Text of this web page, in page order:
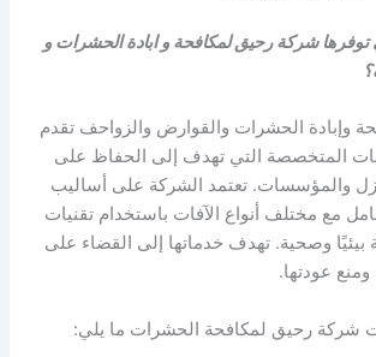
توفرها شركة رحيق لمكافحة و ابادة الحشرات و
وإبادة الحشرات والقوارض والزواحف تقدم
المتخصصة التي تهدف إلى الحفاظ على
والمؤسسات. تعتمد الشركة على أساليب
مع مختلف أنواع الآفات باستخدام تقنيات
بيئيًا وصحية. تهدف خدماتها إلى القضاء على
عودتها.
شركة رحيق لمكافحة الحشرات ما يلي: